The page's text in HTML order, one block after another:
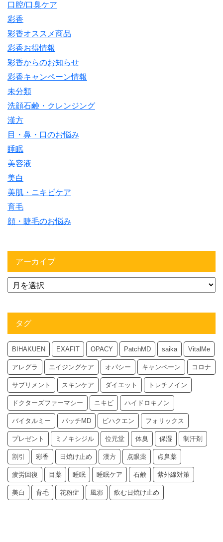
口腔/口臭ケア
彩香
彩香オススメ商品
彩香お得情報
彩香からのお知らせ
彩香キャンペーン情報
未分類
洗顔石鹸・クレンジング
漢方
目・鼻・口のお悩み
睡眠
美容液
美白
美肌・ニキビケア
育毛
顔・睫毛のお悩み
アーカイブ
タグ
BIHAKUEN EXAFIT OPACY PatchMD saika VitalMe
アレグラ エイジングケア オパシー キャンペーン コロナ
サプリメント スキンケア ダイエット トレチノイン
ドクターズファーマシー ニキビ ハイドロキノン
バイタルミー パッチMD ビハクエン フォリックス
プレゼント ミノキシジル 位元堂 体臭 保湿 制汗剤
割引 彩香 日焼け止め 漢方 点眼薬 点鼻薬
疲労回復 目薬 睡眠 睡眠ケア 石鹸 紫外線対策
美白 育毛 花粉症 風邪 飲む日焼け止め